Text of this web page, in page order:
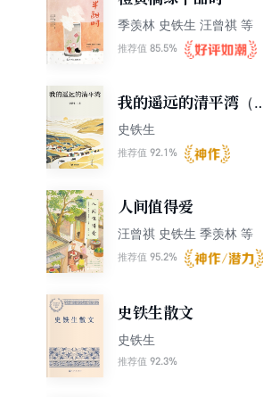
季羡林 史铁生 汪曾祺 等
推荐值 85.5%
我的遥远的清平湾（轻
经典）
史铁生
推荐值 92.1%
人间值得爱
汪曾祺 史铁生 季羡林 等
推荐值 95.2%
史铁生散文
史铁生
推荐值 92.3%